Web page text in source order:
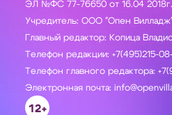
ЭЛ №ФС 77-76650 от 16.04 2018г.
Учредитель: ООО "Опен
Главный редактор: Копица
Телефон редакции: +7(495)215-
Телефон главного редактора:
Электронная почта:
12+